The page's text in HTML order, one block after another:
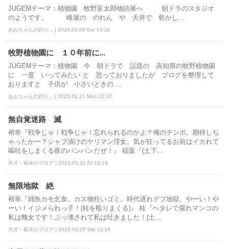
JUGEMテーマ：植物園 牧野富太郎物語展へ 朝ドラのスタジオ
のようです。 峰屋の のれん や 天井で 乾かし...
あおちゃんの釣り... | 2024.03.09 Sat 13:18
牧野植物園に １０年前に...
JUGEMテーマ：植物園 今 朝ドラで 話題の 高知県の牧野植物園
に 一度 いってみたい と 思っておりましたが ブログを整理して
おりますと 子供が 小さいときの ...
あおちゃんの釣り... | 2023.08.21 Mon 12:32
無自覚迷路 滅
裕幸『戦争じゃ！戦争じゃ！忘れられるのかよ？俺のチンポ。期待しち
ゃったかー？シャブ漬けのヤリマン淫女。気が狂ってるお前はイカれて
嘔吐をしまくる夜のパンパンだぜ！』 稲葉『(土下...
天才・裕幸のブログ | 2023.03.31 Fri 12:16
無限地獄 絶
裕幸『雑魚カモ乞食。カス物狂いゴミ。時代遅れデブ地獄。やーい！や
ーい！イジメられっ子！(桂を殴りまくる)』 桂『ヘタレで腐れマンコの
私は醜女です！ぶっ壊されて私は吐きました！(土...
天才・裕幸のブログ | 2023.03.25 Sat 12:16